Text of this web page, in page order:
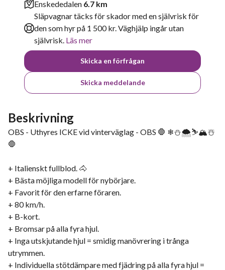
Enskededalen 6.7 km
Släpvagnar täcks för skador med en självrisk för
den som hyr på 1 500 kr. Väghjälp ingår utan
självrisk. Läs mer
Skicka en förfrågan
Skicka meddelande
Beskrivning
OBS - Uthyres ICKE vid vinterväglag - OBS 🛑 ❄⛄🌨⛷🏔☃
🛑
+ Italienskt fullblod. 🐴
+ Bästa möjliga modell för nybörjare.
+ Favorit för den erfarne föraren.
+ 80 km/h.
+ B-kort.
+ Bromsar på alla fyra hjul.
+ Inga utskjutande hjul = smidig manövrering i trånga
utrymmen.
+ Individuella stötdämpare med fjädring på alla fyra hjul =